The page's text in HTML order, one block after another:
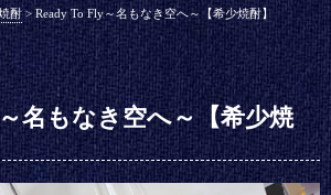
酎>Ready To Fly～名もなき空へ～【希少焼酎】
名もなき空へ～【希少焼